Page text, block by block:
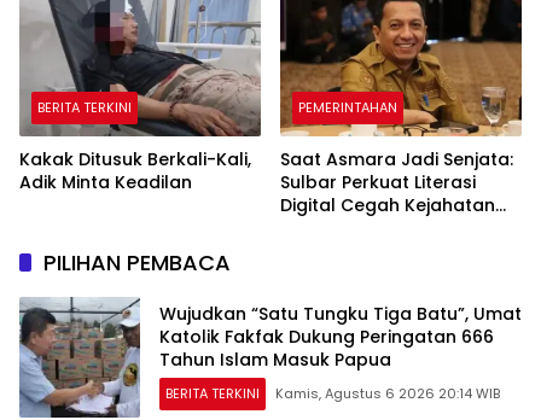
BERITA TERKINI
Kakak Ditusuk Berkali-Kali,
Adik Minta Keadilan
PEMERINTAHAN
Saat Asmara Jadi Senjata:
Sulbar Perkuat Literasi
Digital Cegah Kejahatan
PILIHAN PEMBACA
Wujudkan “Satu Tungku Tiga Batu”, Umat
Katolik Fakfak Dukung Peringatan 666
Tahun Islam Masuk Papua
BERITA TERKINI Kamis, Agustus 6 2026 20:14 WIB